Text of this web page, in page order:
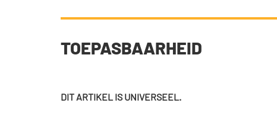
TOEPASBAARHEID
DIT ARTIKEL IS UNIVERSEEL.